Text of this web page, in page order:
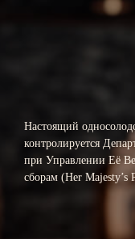
Настоящий
контролируется
при Управлении Её
сборам (Her Majesty’s
Новые работы